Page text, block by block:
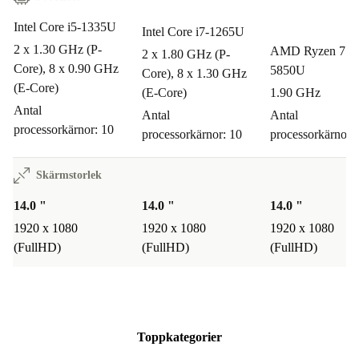
sinnet: du fårminst 12 månaders garanti
dagars fri retur
. Du kan prova hemma och känna efter i
lugn och ro – vi finns här om du skulle ändra dig.
Välj en bärbar dator som tar ansvar, presterar och
förenklar vardagen. Med Latitude 3440 från Dell får du
Intel Core i5-1335U
2 x 1.30 GHz (P-
Core), 8 x 0.90 GHz
(E-Core)
Antal
processorkärnor: 10
Intel Core i7-1265U
2 x 1.80 GHz (P-
Core), 8 x 1.30 GHz
(E-Core)
Antal
processorkärnor: 10
AMD Ryzen 7
5850U
1.90 GHz
Antal
processorkärnor:
Skärmstorlek
14.0 "
1920 x 1080
(FullHD)
14.0 "
1920 x 1080
(FullHD)
14.0 "
1920 x 1080
(FullHD)
Toppkategorier